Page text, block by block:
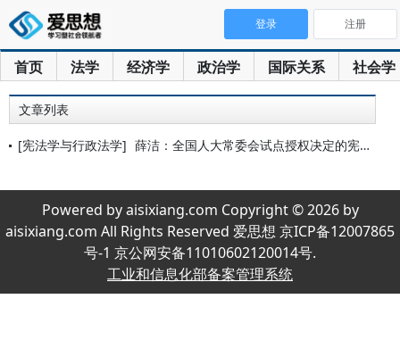
首页 法学 经济学 政治学 国际关系 社会学
登录 注册
文章列表
[宪法学与行政法学] 薛洁：全国人大常委会试点授权决定的宪法检视
Powered by aisixiang.com Copyright © 2026 by
aisixiang.com All Rights Reserved 爱思想 京ICP备12007865
号-1 京公网安备11010602120014号.
工业和信息化部备案管理系统